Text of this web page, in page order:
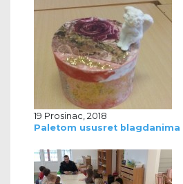
19 Prosinac, 2018
Paletom ususret blagdanima